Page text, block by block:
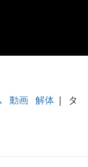
動画 解体 | タ